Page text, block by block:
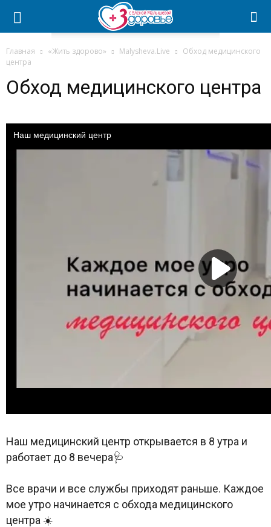
Главная «Жить здорово» Malysheva.Live
Обход медицинского
центра
Обход медицинского центра
Наш медицинский центр открывается в 8 утра и
работает до 8 вечера🩺
Все врачи и все службы приходят раньше. Каждое
мое утро начинается с обхода медицинского
центра ☀️